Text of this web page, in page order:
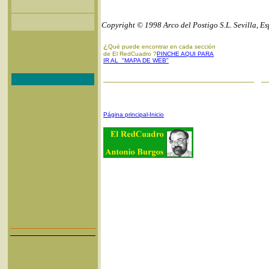
Copyright © 1998 Arco del Postigo S.L. Sevilla,
¿ Qué puede encontrar en cada sección
de El RedCuadro ?PINCHE AQUI PARA
IR AL "MAPA DE WEB"
Página principal-Inicio